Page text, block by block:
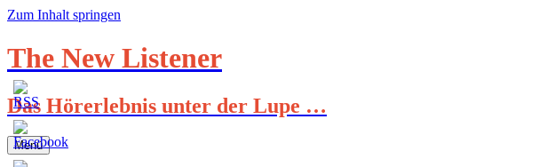
Zum Inhalt springen
The New Listener
Das Hörerlebnis unter der Lupe …
Menü